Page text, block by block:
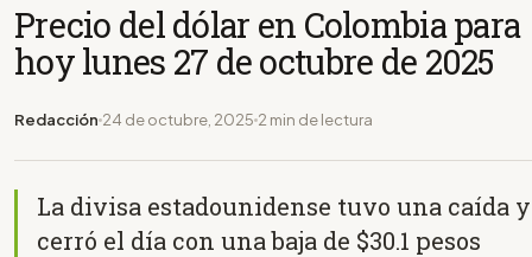
Precio del dólar en Colombia para
hoy lunes 27 de octubre de 2025
Redacción 24 de octubre, 2025 2 min de lectura
La divisa estadounidense tuvo una caída y
cerró el día con una baja de $30.1 pesos